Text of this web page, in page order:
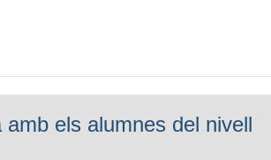
els alumnes del nivell